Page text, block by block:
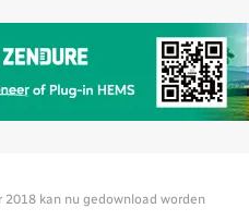
kan nu gedownload worden